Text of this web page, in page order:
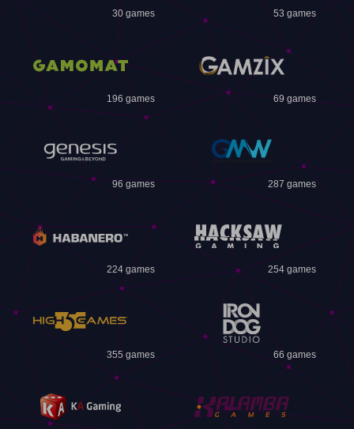
30 games 53 games
196 games 69 games
96 games 287 games
224 games 254 games
355 games 66 games